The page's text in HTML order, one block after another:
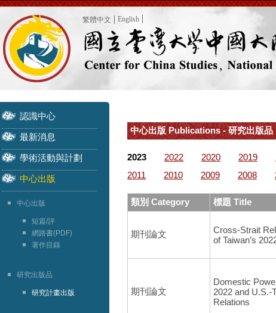
繁體中文 English
認識中心
最新消息
學術活動與計劃
中心出版
中心出版
短篇/評
網路書(PDF)
著作目錄
研究出版品
研究計畫出版
中心出版 Publications - 研究出版品
2023 2022 2020 2019
2011
2010 2009 2008
類別 Category 標題 Title
期刊論文
Cross-Strait
of Taiwan’s
期刊論文
Domestic
2022 and U.S.-
Relations